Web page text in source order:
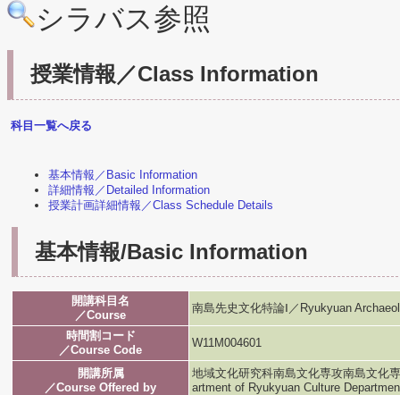
シラバス参照
授業情報／Class Information
科目一覧へ戻る
基本情報／Basic Information
詳細情報／Detailed Information
授業計画詳細情報／Class Schedule Details
基本情報/Basic Information
開講科目名
／Course
南島先史文化特論Ⅰ／Ryukyuan
時間割コード
／Course Code
W11M004601
開講所属
／Course Offered by
地域文化研究科南島文化専攻南島文化
artment of Ryukyuan Culture